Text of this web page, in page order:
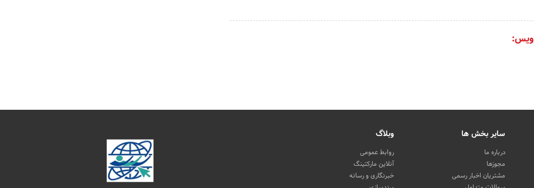
سایر بخش ها
درباره ما
مجوزها
مشتریان اخبار رسمی
وبلاگ
روابط عمومی
آنلاین مارکتینگ
خبرنگاری و رسانه